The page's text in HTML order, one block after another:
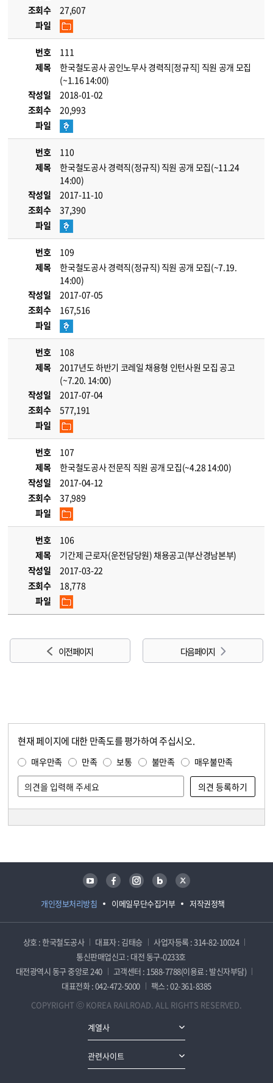
조회수
27,607
파일
번호
111
제목
한국철도공사 공인노무사 경력직[정규직] 직원 공개 모집
(~1.16 14:00)
작성일
2018-01-02
조회수
20,993
파일
번호
110
제목
한국철도공사 경력직(정규직) 직원 공개 모집(~11.24
14:00)
작성일
2017-11-10
조회수
37,390
파일
번호
109
제목
한국철도공사 경력직(정규직) 직원 공개 모집(~7.19.
14:00)
작성일
2017-07-05
조회수
167,516
파일
번호
108
제목
2017년도 하반기 코레일 채용형 인턴사원 모집 공고
(~7.20. 14:00)
작성일
2017-07-04
조회수
577,191
파일
번호
107
제목
한국철도공사 전문직 직원 공개 모집(~4.28 14:00)
작성일
2017-04-12
조회수
37,989
파일
번호
106
제목
기간제 근로자(운전담당원) 채용공고(부산경남본부)
작성일
2017-03-22
조회수
18,778
파일
이전 페이지 다음 페이지
현재 페이지에 대한 만족도를 평가하여 주십시오.
매우만족 만족 보통 불만족 매우불만족
개인정보처리방침 이메일무단수집거부 저작권정책
유튜브 페이스북 인스타그램 블로그 트위터
상호 : 한국철도공사 대표자 : 김태승
사업자등록 : 314-82-10024
통신판매업신고 : 대전 동구-0233호
대전광역시 동구 중앙로 240
고객센터 : 1588-7788(이용료 : 발신자부담)
대표전화 : 042-472-5000
팩스 : 02-361-8385
COPYRIGHT ⓒ KOREA RAILROAD. ALL RIGHTS RESERVED.
계열사
관련사이트